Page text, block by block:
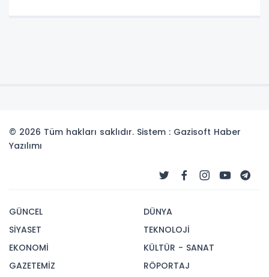
© 2026 Tüm hakları saklıdır. Sistem : Gazisoft Haber
Yazılımı
GÜNCEL
SİYASET
EKONOMİ
GAZETEMİZ
DÜNYA
TEKNOLOJİ
KÜLTÜR - SANAT
RÖPORTAJ